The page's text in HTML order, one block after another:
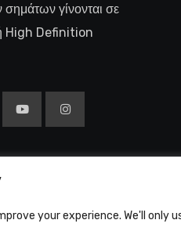
your experience. We'll only
σημάτων γίνονται σε
High Definition
Copyright © 2015-